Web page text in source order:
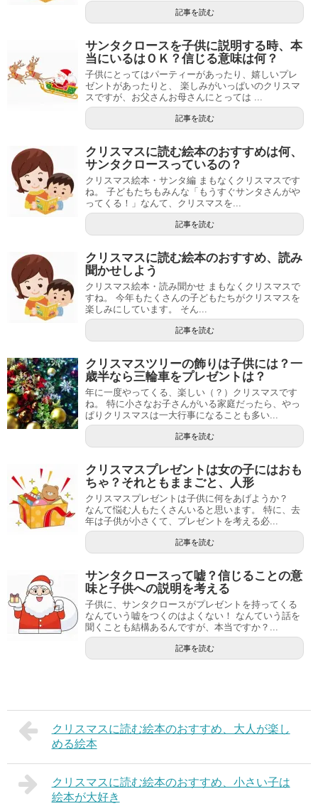
記事を読む
サンタクロースを子供に説明する時、本
当にいるはＯＫ？信じる意味は何？
子供にとってはパーティーがあったり、嬉しいプレ
ゼントがあったりと、 楽しみがいっぱいのクリスマ
スですが、お父さんお母さんにとっては ...
記事を読む
クリスマスに読む絵本のおすすめは何、
サンタクロースっているの？
クリスマス絵本・サンタ編 まもなくクリスマスです
ね。 子どもたちもみんな「もうすぐサンタさんがや
ってくる！」なんて、クリスマスを...
記事を読む
クリスマスに読む絵本のおすすめ、読み
聞かせしよう
クリスマス絵本・読み聞かせ まもなくクリスマスで
すね。 今年もたくさんの子どもたちがクリスマスを
楽しみにしています。 そん...
記事を読む
クリスマスツリーの飾りは子供には？一
歳半なら三輪車をプレゼントは？
年に一度やってくる、楽しい（？）クリスマスです
ね。 特に小さなお子さんがいる家庭だったら、やっ
ぱりクリスマスは一大行事になることも多い...
記事を読む
クリスマスプレゼントは女の子にはおも
ちゃ？それともままごと、人形
クリスマスプレゼントは子供に何をあげようか？
なんて悩む人もたくさんいると思います。 特に、去
年は子供が小さくて、プレゼントを考える必...
記事を読む
サンタクロースって嘘？信じることの意
味と子供への説明を考える
子供に、サンタクロースがプレゼントを持ってくる
なんていう嘘をつくのはよくない！ なんていう話を
聞くことも結構あるんですが、本当ですか？...
記事を読む
クリスマスに読む絵本のおすすめ、大人が楽し
める絵本
クリスマスに読む絵本のおすすめ、小さい子は
絵本が大好き